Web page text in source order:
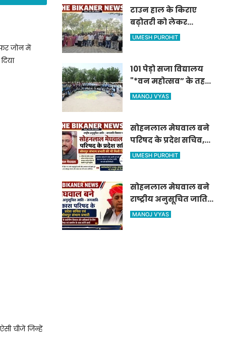
जोन में
चीजें जिन्हें
टाउन हाल के किराए
बढ़ोतरी को लेकर
कलाकारों का प्रदर्शन ,
UMESH PUROHIT
101 पेड़ो सजा विद्यालय
"*वन महोत्सव” के तहत
आईजीएनपी स्कूल में
MANOJ VYAS
सोहनलाल मेघवाल बने
परिषद के प्रदेश सचिव,
जोधपुर संभाग प्रभारी की
UMESH PUROHIT
सोहनलाल मेघवाल बने
राष्ट्रीय अनुसूचित जाति -
जनजाति विकास परिषद
MANOJ VYAS